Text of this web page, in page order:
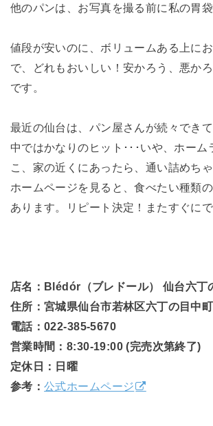
他のパンは、お写真を撮る前に私の胃
値段が安いのに、ボリュームある上に
で、どれもおいしい！安かろう、悪か
です。
最近の仙台は、パン屋さんが続々でき
中ではかなりのヒット･･･いや、ホーム
こ、家の近くにあったら、通い詰めちゃ
ホームページを見ると、食べたい種類
あります。リピート決定！またすぐに
店名：Blédór（ブレドール） 仙台六丁
住所：宮城県仙台市若林区六丁の目中
電話：022-385-5670
営業時間：8:30-19:00 (完売次第終了)
定休日：日曜
参考：公式ホームページ